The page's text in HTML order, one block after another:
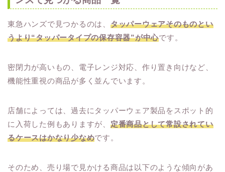
東急ハンズで見つかるのは、 タッパーウェアそのものとい
うより“タッパータイプの保存容器”が中心です。
密閉力が高いもの、電子レンジ対応、作り置き向けなど、
機能性重視の商品が多く並んでいます。
店舗によっては、過去にタッパーウェア製品をスポット的
に入荷した例もありますが、 定番商品として常設されてい
るケースはかなり少なめです。
そのため、売り場で見かける商品は以下のような傾向があ